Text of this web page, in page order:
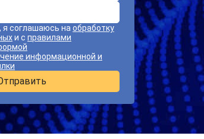
я соглашаюсь на обработку
и с правилами
информационной и